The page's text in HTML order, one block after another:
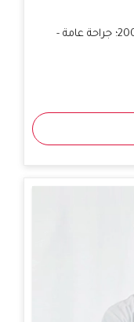
دكتوراه في الطب من جامعة غازي عام 2007؛ جراحة عامة -